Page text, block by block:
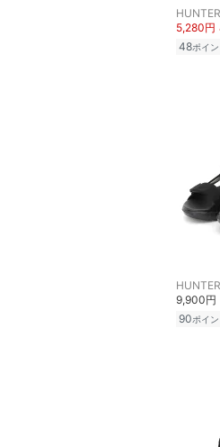
HUNTER
5,280円
48ポイン
HUNTER
9,900円
90ポイン